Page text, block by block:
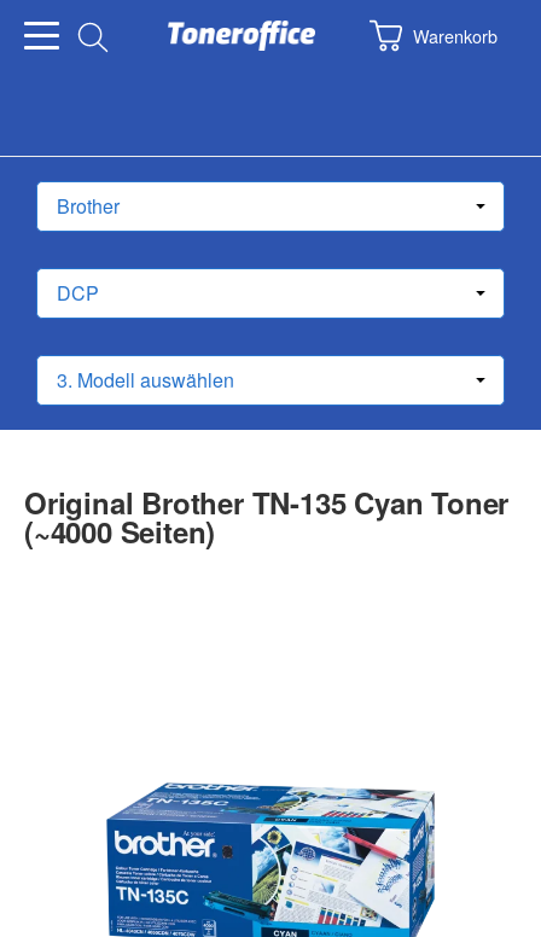
Warenkorb
Original Brother TN-135 Cyan Toner
(~4000 Seiten)